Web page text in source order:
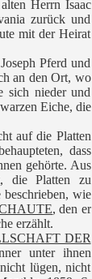
Herrn Isaac
zurück und
mit der Heirat
Pferd und
an den Ort, wo
sich nieder und
Eiche, die
auf die Platten
dass
gehörte. Aus
die Platten zu
wie
, den er
erzählt.
DER
unter ihnen
lügen, nicht